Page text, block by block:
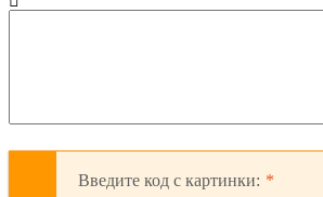
Введите код с картинки: